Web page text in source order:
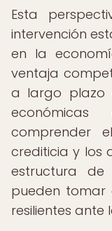
Esta
intervención
en la
ventaja
a largo plazo
comprender
crediticia y los
estructura de
pueden tomar
resilientes